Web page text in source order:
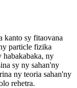
kanto sy fitaovana
particle fizika
habakabaka, ny
sy ny sahan'ny
ny teoria sahan'ny
rehetra.